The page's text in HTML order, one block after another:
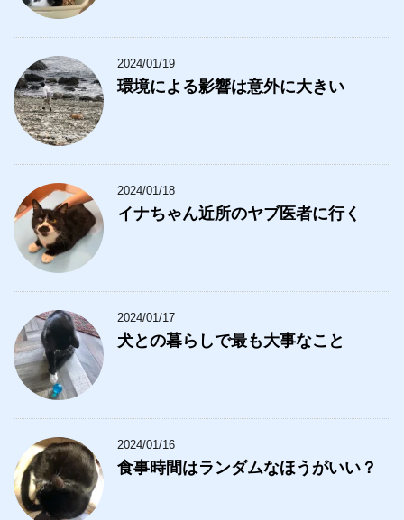
2024/01/19
環境による影響は意外に大きい
2024/01/18
イナちゃん近所のヤブ医者に行く
2024/01/17
犬との暮らしで最も大事なこと
2024/01/16
食事時間はランダムなほうがいい？